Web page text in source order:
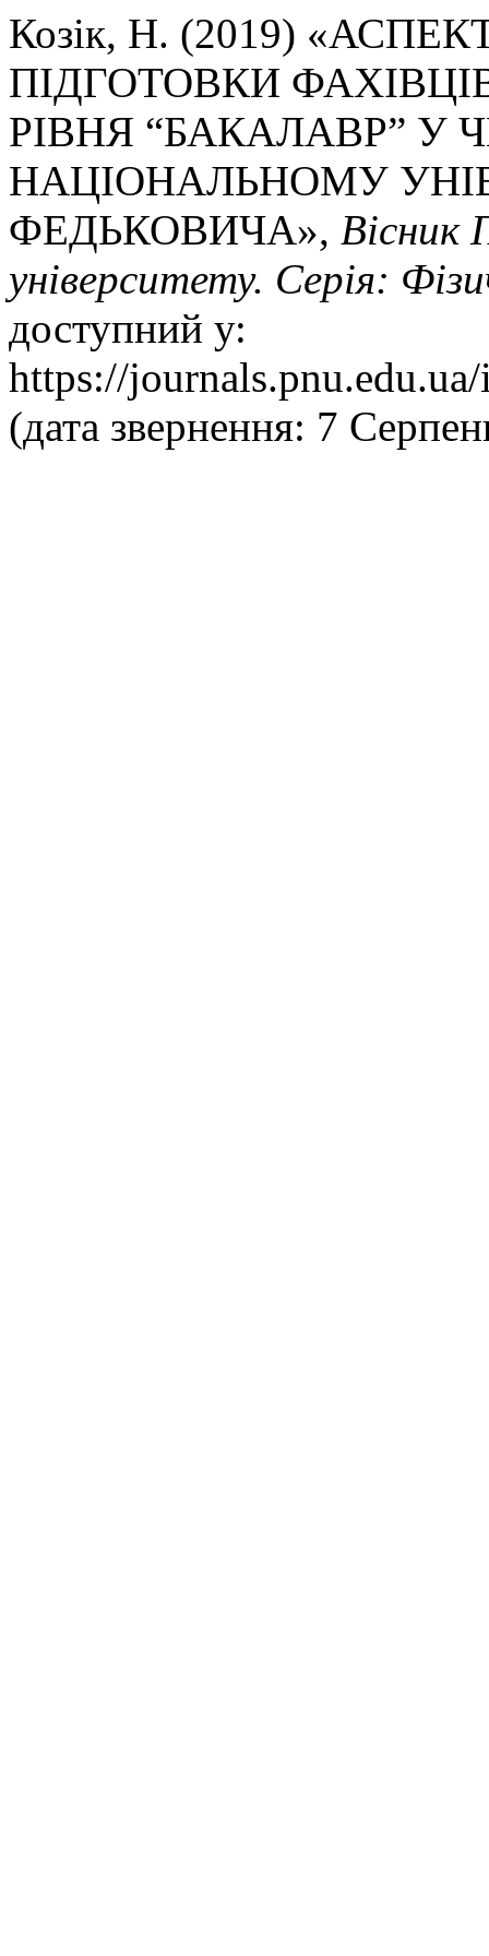
Козік, Н. (2019)
ПІДГОТОВКИ
РІВНЯ “БАКАЛАВР” У
НАЦІОНАЛЬНОМУ
ФЕДЬКОВИЧА», Вісник
університету. Серія:
доступний у:
https://
(дата звернення: 7